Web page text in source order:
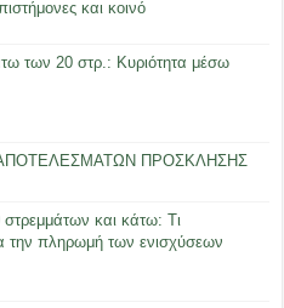
και κοινό
των 20 στρ.: Κυριότητα μέσω
ΠΡΟΣΚΛΗΣΗΣ
στρεμμάτων και κάτω: Τι
την πληρωμή των ενισχύσεων